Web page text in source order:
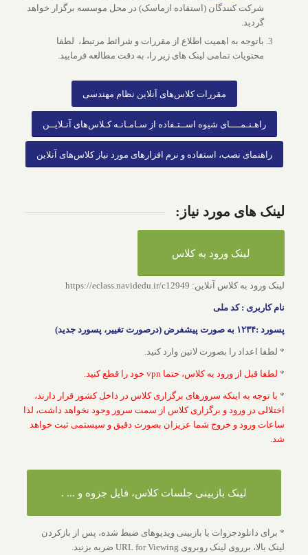
شرکت کنندگان (استفاده ازماسک) در محل موسسه برگزار خواهد
گردید.
باتوجه به اهمیت اطلاع از مقررات و شرائط مرتبط، لطفا
محتویات تمامی لینک های زیر را، به دقت مطالعه فرمایید.
مقررات کلاس‌های آنلاین نظام مهندسی
راهـنـمــــای شیوه اســتـفاده از سـامـانـه کـلاس‌های آنـلایــن
راهنمای نصب، استفاده و نرم افزارهای مورد نیاز کلاس‌های آنلاین
لینک های مورد نیاز:
لینک ورود به کلاس
لینک ورود به کلاس آنلاین: https://eclass.navidedu.ir/c12949
نام کاربری : کد ملی
پسورد :۱۲۳۴ به صورت پیشفرض (درصورت تغییر، پسورد جدید)
* لطفا اعداد را بصورت لاتین وارد کنید.
* لطفا قبل از ورود به کلاس، حتما vpn خود را قطع کنید.
* با توجه به اینکه سرورهای برگزاری کلاس در داخل کشور قرار دارند،
اختلالی در ورود و برگزاری کلاس از سمت سرور وجود نخواهد داشت، لذا
ساعات ورود و خروج شما عزیزان بصورت دقیق و سیستمی ثبت خواهد
شد.
لینک بازبینی جلسات کلاس‌، فایل جزوه و ... .
* برای دانلودجزوات یا بازبینی ویدیوهای ضبط شده، پس از بازکردن
لینک بالا، برروی لینک روبروی URL for Viewing ضربه بزنید.